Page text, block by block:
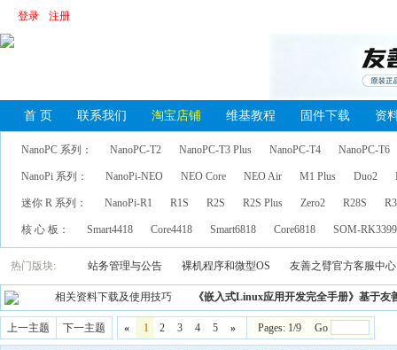
登录 注册
首 页 联系我们 淘宝店铺 维基教程 固件下载 资
NanoPC 系列： NanoPC-T2 NanoPC-T3 Plus NanoPC-T4 NanoPC-T6
NanoPi 系列： NanoPi-NEO NEO Core NEO Air M1 Plus Duo2
迷你 R 系列： NanoPi-R1 R1S R2S R2S Plus Zero2 R28S
核 心 板： Smart4418 Core4418 Smart6818 Core6818 SOM-
热门版块: 站务管理与公告 裸机程序和微型OS 友善之臂官方客服中心
相关资料下载及使用技巧 《嵌入式Linux应用开发完全手册》基于友
上一主题 下一主题 « 1 2 3 4 5 » Pages: 1/9 Go